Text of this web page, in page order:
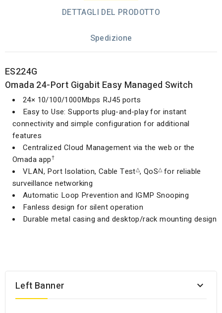
DETTAGLI DEL PRODOTTO
Spedizione
ES224G
Omada 24-Port Gigabit Easy Managed Switch
24× 10/100/1000Mbps RJ45 ports
Easy to Use: Supports plug-and-play for instant
connectivity and simple configuration for additional
features
Centralized Cloud Management via the web or the
Omada app†
VLAN, Port Isolation, Cable Test△, QoS△for reliable
surveillance networking
Automatic Loop Prevention and IGMP Snooping
Fanless design for silent operation
Durable metal casing and desktop/rack mounting design
Left Banner 